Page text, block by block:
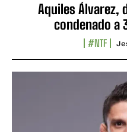
Aquiles Álvarez,
condenado a
#NTF